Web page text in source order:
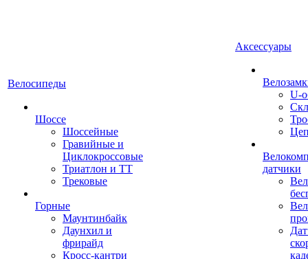
Велосипеды
Шоссе
Шоссейные
Гравийные и
Циклокроссовые
Триатлон и ТТ
Трековые
Горные
Маунтинбайк
Даунхил и
фрирайд
Кросс-кантри
Аксессуары
U-
датчики